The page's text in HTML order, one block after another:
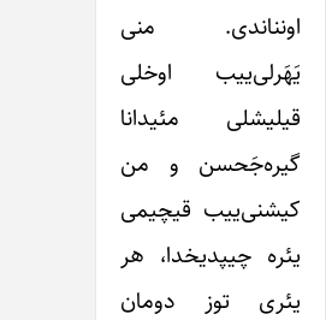
اونناندی. منی
یَهَرلی‌ییب اوخلی
قیلیشلی مئیدانا
گیره‌جَحسن و ‌من
کیشنی‌ییب قیچیمی
یئره چیپدیخدا، ‌هر
یئری توز دومان